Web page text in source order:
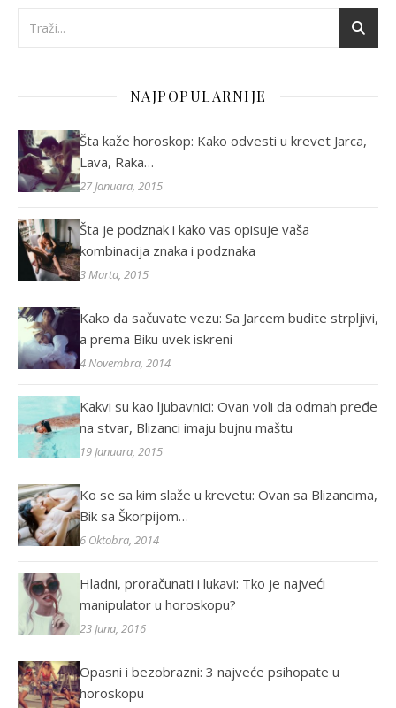
NAJPOPULARNIJE
Šta kaže horoskop: Kako odvesti u krevet Jarca,
Lava, Raka…
27 Januara, 2015
Šta je podznak i kako vas opisuje vaša
kombinacija znaka i podznaka
3 Marta, 2015
Kako da sačuvate vezu: Sa Jarcem budite strpljivi,
a prema Biku uvek iskreni
4 Novembra, 2014
Kakvi su kao ljubavnici: Ovan voli da odmah pređe
na stvar, Blizanci imaju bujnu maštu
19 Januara, 2015
Ko se sa kim slaže u krevetu: Ovan sa Blizancima,
Bik sa Škorpijom…
6 Oktobra, 2014
Hladni, proračunati i lukavi: Tko je najveći
manipulator u horoskopu?
23 Juna, 2016
Opasni i bezobrazni: 3 najveće psihopate u
horoskopu